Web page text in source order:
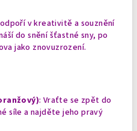
v kreativitě a souznění
do snění šťastné sny, po
jako znovuzrození.
: Vraťte se zpět do
síle a najděte jeho pravý